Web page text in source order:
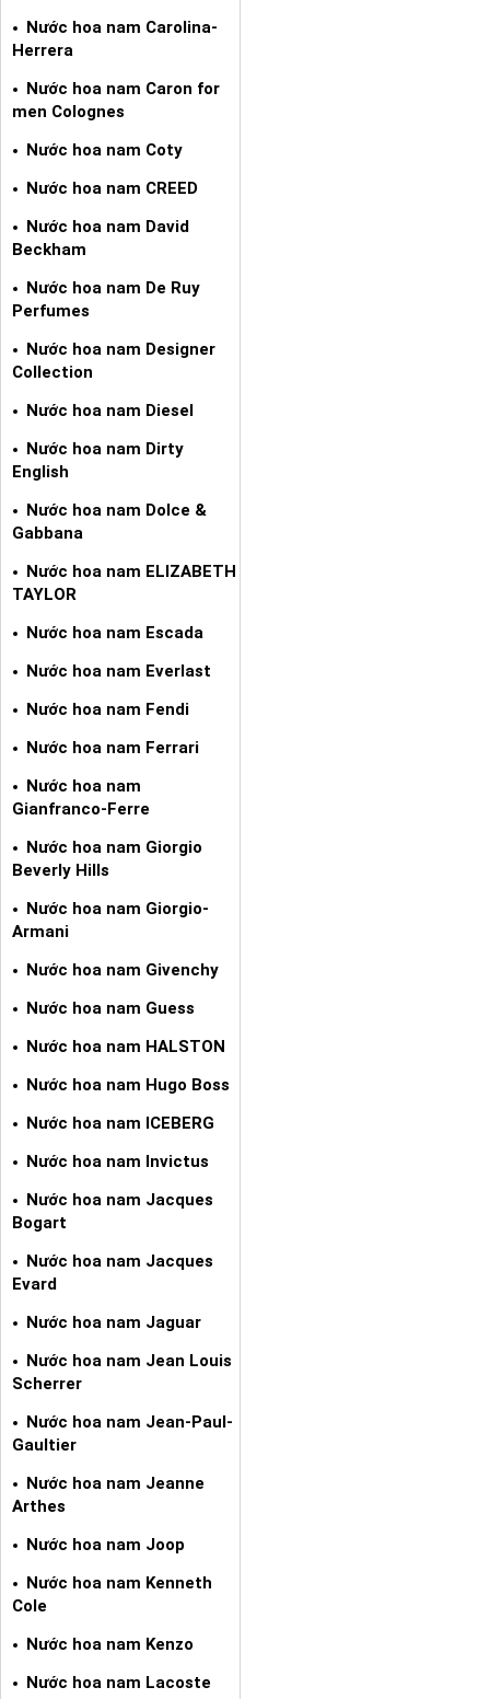
Nước hoa nam Carolina-
Herrera
Nước hoa nam Caron for
men Colognes
Nước hoa nam Coty
Nước hoa nam CREED
Nước hoa nam David
Beckham
Nước hoa nam De Ruy
Perfumes
Nước hoa nam Designer
Collection
Nước hoa nam Diesel
Nước hoa nam Dirty
English
Nước hoa nam Dolce &
Gabbana
Nước hoa nam ELIZABETH
TAYLOR
Nước hoa nam Escada
Nước hoa nam Everlast
Nước hoa nam Fendi
Nước hoa nam Ferrari
Nước hoa nam
Gianfranco-Ferre
Nước hoa nam Giorgio
Beverly Hills
Nước hoa nam Giorgio-
Armani
Nước hoa nam Givenchy
Nước hoa nam Guess
Nước hoa nam HALSTON
Nước hoa nam Hugo Boss
Nước hoa nam ICEBERG
Nước hoa nam Invictus
Nước hoa nam Jacques
Bogart
Nước hoa nam Jacques
Evard
Nước hoa nam Jaguar
Nước hoa nam Jean Louis
Scherrer
Nước hoa nam Jean-Paul-
Gaultier
Nước hoa nam Jeanne
Arthes
Nước hoa nam Joop
Nước hoa nam Kenneth
Cole
Nước hoa nam Kenzo
Nước hoa nam Lacoste